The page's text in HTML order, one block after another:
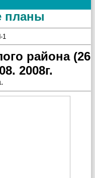
планы
1
района (26
2008г.